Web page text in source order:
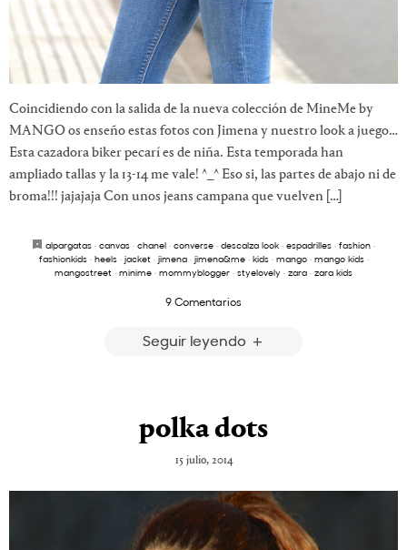
Coincidiendo con la salida de la nueva colección de MineMe by
MANGO os enseño estas fotos con Jimena y nuestro look a juego…
Esta cazadora biker pecarí es de niña. Esta temporada han
ampliado tallas y la 13-14 me vale! ^_^ Eso si, las partes de abajo ni de
broma!!! jajajaja Con unos jeans campana que vuelven […]
alpargatas · canvas · chanel · converse · descalza look · espadrilles · fashion ·
fashionkids· heels· jacket· jimena· jimena&me· kids· mango· mango kids·
mangostreet · minime · mommyblogger · styelovely · zara · zara kids
9 Comentarios
Seguir leyendo
polka dots
15 julio, 2014